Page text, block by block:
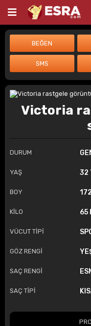
Victoria
DURUM
YAŞ 32
BOY
KİLO 65
VÜCUT TİPİ
GÖZ RENGİ
SAÇ RENGİ
SAÇ TİPİ